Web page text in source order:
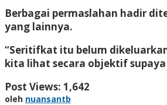
Berbagai permaslahan hadir
yang lainnya.
“Seritifkat itu belum
kita lihat secara objektif
Post Views: 1,642
oleh nuansantb